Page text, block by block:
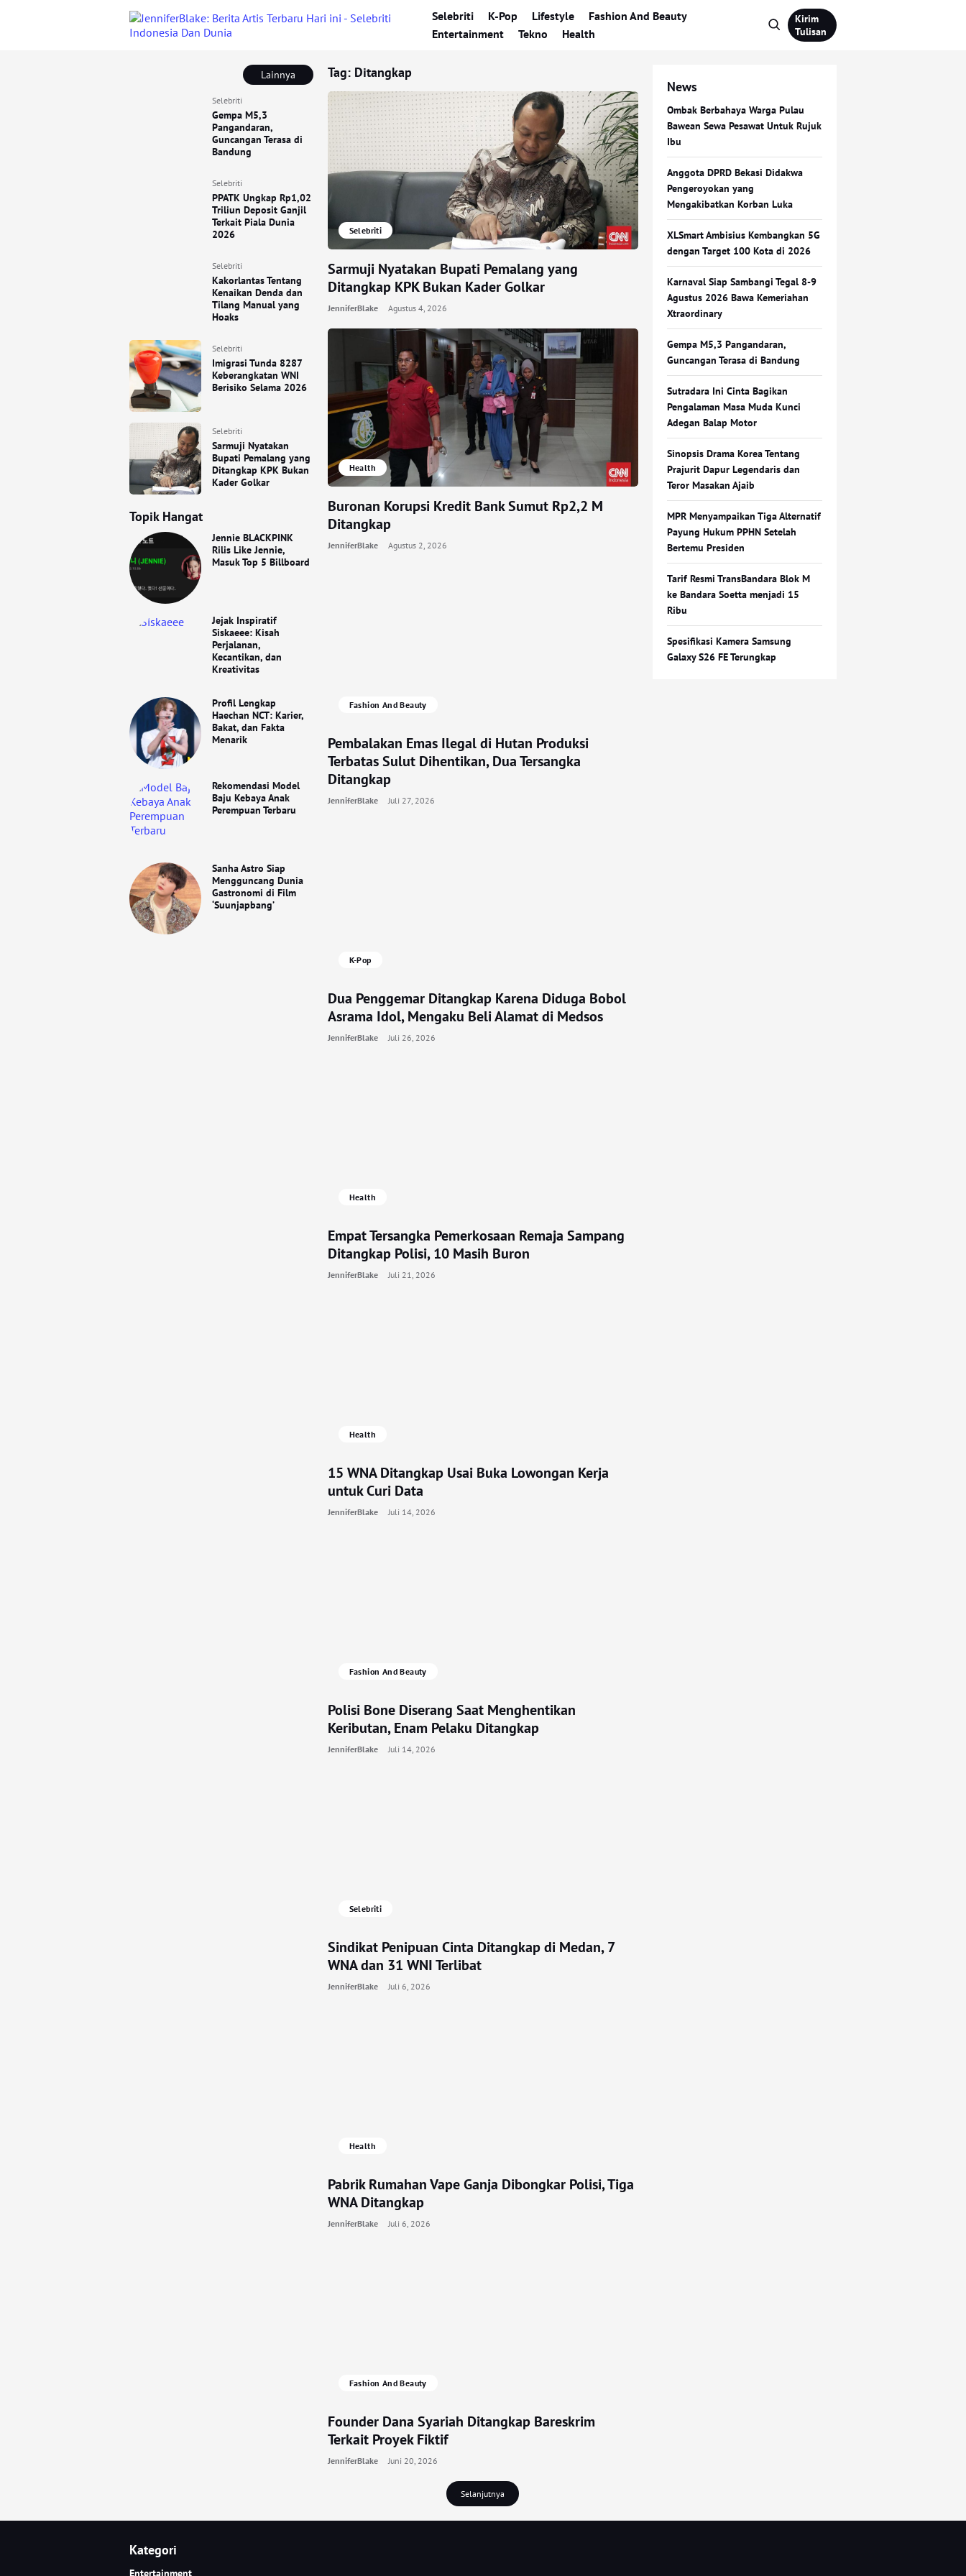
Selebriti K-Pop Lifestyle
Fashion And Beauty
Entertainment
Tekno Health
Kirim
Tulisan
Lainnya
Selebriti
Gempa M5,3
Pangandaran,
Guncangan Terasa di
Bandung
Selebriti
PPATK Ungkap Rp1,02
Triliun Deposit Ganjil
Terkait Piala Dunia
2026
Selebriti
Kakorlantas Tentang
Kenaikan Denda dan
Tilang Manual yang
Hoaks
Selebriti
Imigrasi Tunda 8287
Keberangkatan WNI
Berisiko Selama 2026
Selebriti
Sarmuji Nyatakan
Bupati Pemalang yang
Ditangkap KPK Bukan
Kader Golkar
Topik Hangat
Jennie BLACKPINK
Rilis Like Jennie,
Masuk Top 5 Billboard
Jejak Inspiratif
Siskaeee: Kisah
Perjalanan,
Kecantikan, dan
Kreativitas
Profil Lengkap
Haechan NCT: Karier,
Bakat, dan Fakta
Menarik
Rekomendasi Model
Baju Kebaya Anak
Perempuan Terbaru
Sanha Astro Siap
Mengguncang Dunia
Gastronomi di Film
‘Suunjapbang’
Tag: Ditangkap
Selebriti
Sarmuji Nyatakan Bupati Pemalang yang
Ditangkap KPK Bukan Kader Golkar
JenniferBlake Agustus 4, 2026
Health
Buronan Korupsi Kredit Bank Sumut Rp2,2 M
Ditangkap
JenniferBlake Agustus 2, 2026
Fashion And Beauty
Pembalakan Emas Ilegal di Hutan Produksi
Terbatas Sulut Dihentikan, Dua Tersangka
Ditangkap
JenniferBlake Juli 27, 2026
K-Pop
Dua Penggemar Ditangkap Karena Diduga Bobol
Asrama Idol, Mengaku Beli Alamat di Medsos
JenniferBlake Juli 26, 2026
Health
Empat Tersangka Pemerkosaan Remaja Sampang
Ditangkap Polisi, 10 Masih Buron
JenniferBlake Juli 21, 2026
Health
15 WNA Ditangkap Usai Buka Lowongan Kerja
untuk Curi Data
JenniferBlake Juli 14, 2026
Fashion And Beauty
Polisi Bone Diserang Saat Menghentikan
Keributan, Enam Pelaku Ditangkap
JenniferBlake Juli 14, 2026
Selebriti
Sindikat Penipuan Cinta Ditangkap di Medan, 7
WNA dan 31 WNI Terlibat
JenniferBlake Juli 6, 2026
Health
Pabrik Rumahan Vape Ganja Dibongkar Polisi, Tiga
WNA Ditangkap
JenniferBlake Juli 6, 2026
Fashion And Beauty
Founder Dana Syariah Ditangkap Bareskrim
Terkait Proyek Fiktif
JenniferBlake Juni 20, 2026
Selanjutnya
News
Ombak Berbahaya Warga Pulau
Bawean Sewa Pesawat Untuk Rujuk
Ibu
Anggota DPRD Bekasi Didakwa
Pengeroyokan yang
Mengakibatkan Korban Luka
XLSmart Ambisius Kembangkan 5G
dengan Target 100 Kota di 2026
Karnaval Siap Sambangi Tegal 8-9
Agustus 2026 Bawa Kemeriahan
Xtraordinary
Gempa M5,3 Pangandaran,
Guncangan Terasa di Bandung
Sutradara Ini Cinta Bagikan
Pengalaman Masa Muda Kunci
Adegan Balap Motor
Sinopsis Drama Korea Tentang
Prajurit Dapur Legendaris dan
Teror Masakan Ajaib
MPR Menyampaikan Tiga Alternatif
Payung Hukum PPHN Setelah
Bertemu Presiden
Tarif Resmi TransBandara Blok M
ke Bandara Soetta menjadi 15
Ribu
Spesifikasi Kamera Samsung
Galaxy S26 FE Terungkap
Kategori
Entertainment